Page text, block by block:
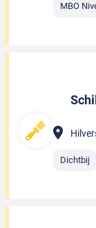
MBO
Dichtbij